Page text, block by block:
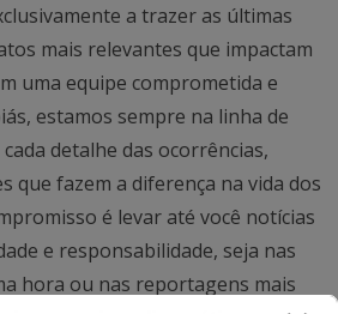
a trazer as últimas
mais relevantes que impactam
uma equipe comprometida e
estamos sempre na linha de
detalhe das ocorrências,
que fazem a diferença na vida dos
é levar até você notícias
e responsabilidade, seja nas
hora ou nas reportagens mais